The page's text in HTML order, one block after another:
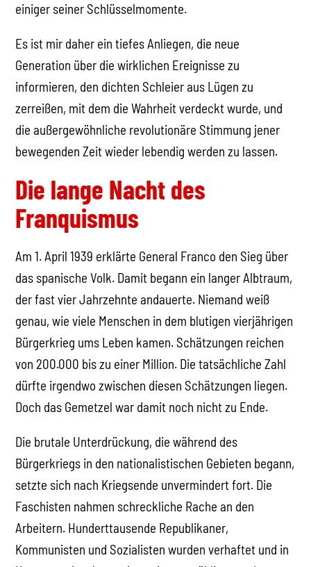
einiger seiner Schlüsselmomente.
Es ist mir daher ein tiefes Anliegen, die neue
Generation über die wirklichen Ereignisse zu
informieren, den dichten Schleier aus Lügen zu
zerreißen, mit dem die Wahrheit verdeckt wurde, und
die außergewöhnliche revolutionäre Stimmung jener
bewegenden Zeit wieder lebendig werden zu lassen.
Die lange Nacht des
Franquismus
Am 1. April 1939 erklärte General Franco den Sieg über
das spanische Volk. Damit begann ein langer Albtraum,
der fast vier Jahrzehnte andauerte. Niemand weiß
genau, wie viele Menschen in dem blutigen vierjährigen
Bürgerkrieg ums Leben kamen. Schätzungen reichen
von 200.000 bis zu einer Million. Die tatsächliche Zahl
dürfte irgendwo zwischen diesen Schätzungen liegen.
Doch das Gemetzel war damit noch nicht zu Ende.
Die brutale Unterdrückung, die während des
Bürgerkriegs in den nationalistischen Gebieten begann,
setzte sich nach Kriegsende unvermindert fort. Die
Faschisten nahmen schreckliche Rache an den
Arbeitern. Hunderttausende Republikaner,
Kommunisten und Sozialisten wurden verhaftet und in